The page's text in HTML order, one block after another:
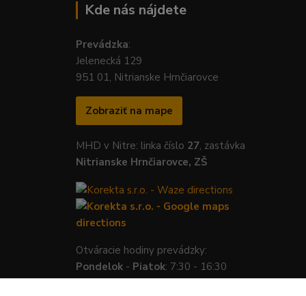
Kde nás nájdete
Prevádzka:
Jelenecká 129
951 01, Nitrianske Hrnčiarovce
Zobraziť na mape
MHD v Nitre: linka číslo 27, zastávka
Nitrianske Hrnčiarovce, ZŠ
Otváracie hodiny prevádzky:
Pondelok - Piatok: 7:30 - 16:30